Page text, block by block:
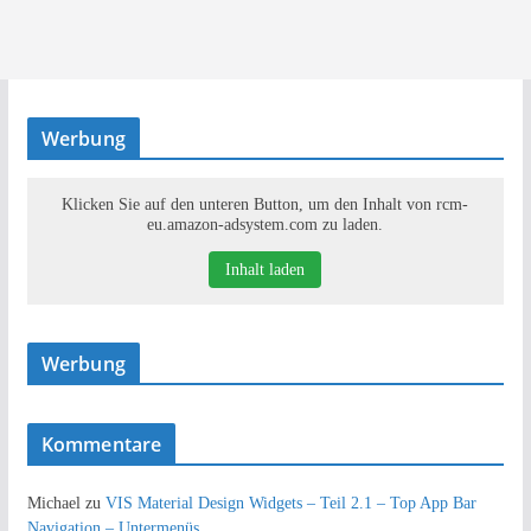
Werbung
Klicken Sie auf den unteren Button, um den Inhalt von rcm-
eu.amazon-adsystem.com zu laden.
Inhalt laden
Werbung
Kommentare
Michaelzu VIS Material Design Widgets – Teil 2.1 – Top App Bar